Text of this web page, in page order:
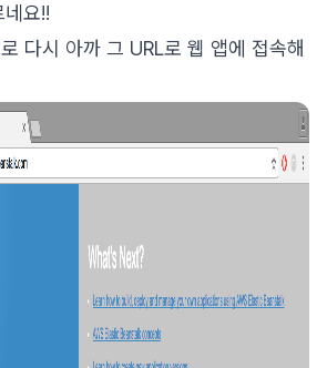
요!!
다시 아까 그 URL로 웹 앱에 접속해